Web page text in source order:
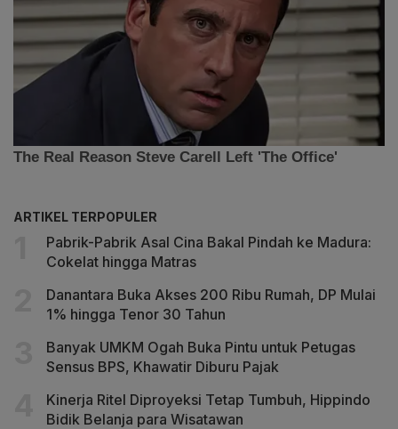
ARTIKEL TERPOPULER
Pabrik-Pabrik Asal Cina Bakal Pindah ke Madura:
Cokelat hingga Matras
Danantara Buka Akses 200 Ribu Rumah, DP Mulai
1% hingga Tenor 30 Tahun
Banyak UMKM Ogah Buka Pintu untuk Petugas
Sensus BPS, Khawatir Diburu Pajak
Kinerja Ritel Diproyeksi Tetap Tumbuh, Hippindo
Bidik Belanja para Wisatawan